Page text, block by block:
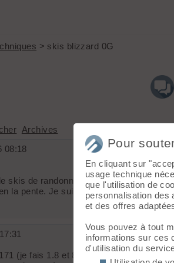
> skis blizzard 0G
Archives
08:18
skis de randonnée, légère, bonne
la pente. Je suis preneur d'avis
(je fais 1.8 et 80 kg) une journée au
Pour
En cliquant sur
usage technique
que l'utilisation de
personnalisation des
et des offres
Vous pouvez à tout
informations sur ces
d'utilisation du